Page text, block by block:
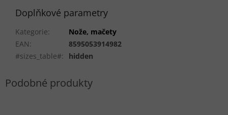
Doplňkové parametry
Kategorie:
Nože, mačety
EAN:
8595053914982
#sizes_table#: hidden